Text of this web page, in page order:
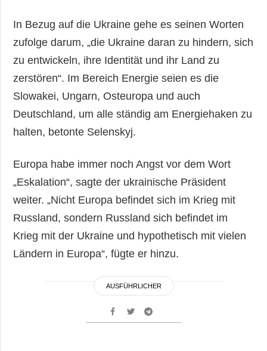
In Bezug auf die Ukraine gehe es seinen Worten
zufolge darum, „die Ukraine daran zu hindern, sich
zu entwickeln, ihre Identität und ihr Land zu
zerstören“. Im Bereich Energie seien es die
Slowakei, Ungarn, Osteuropa und auch
Deutschland, um alle ständig am Energiehaken zu
halten, betonte Selenskyj.
Europa habe immer noch Angst vor dem Wort
„Eskalation“, sagte der ukrainische Präsident
weiter. „Nicht Europa befindet sich im Krieg mit
Russland, sondern Russland sich befindet im
Krieg mit der Ukraine und hypothetisch mit vielen
Ländern in Europa“, fügte er hinzu.
AUSFÜHRLICHER